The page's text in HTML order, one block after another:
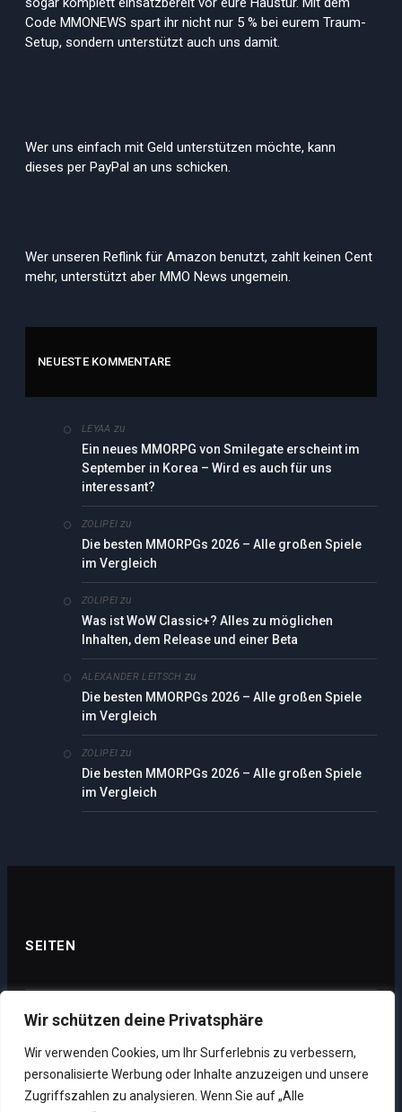
Wir schützen deine Privatsphäre
Wir verwenden Cookies, um Ihr Surferlebnis zu verbessern,
personalisierte Werbung oder Inhalte anzuzeigen und unsere
Zugriffszahlen zu analysieren. Wenn Sie auf „Alle
Code MMONEWS spart ihr nicht nur 5 % bei eurem Traum-
Setup, sondern unterstützt auch uns damit.
Wer uns einfach mit Geld unterstützen möchte, kann
dieses per PayPal an uns schicken.
Wer unseren Reflink für Amazon benutzt, zahlt keinen Cent
mehr, unterstützt aber MMO News ungemein.
NEUESTE KOMMENTARE
LEYAA zu
Ein neues MMORPG von Smilegate erscheint im
September in Korea – Wird es auch für uns
interessant?
ZOLIPEI zu
Die besten MMORPGs 2026 – Alle großen Spiele
im Vergleich
ZOLIPEI zu
Was ist WoW Classic+? Alles zu möglichen
Inhalten, dem Release und einer Beta
ALEXANDER LEITSCH zu
Die besten MMORPGs 2026 – Alle großen Spiele
im Vergleich
ZOLIPEI zu
Die besten MMORPGs 2026 – Alle großen Spiele
im Vergleich
SEITEN
Datenschutz
Impressum
Über uns